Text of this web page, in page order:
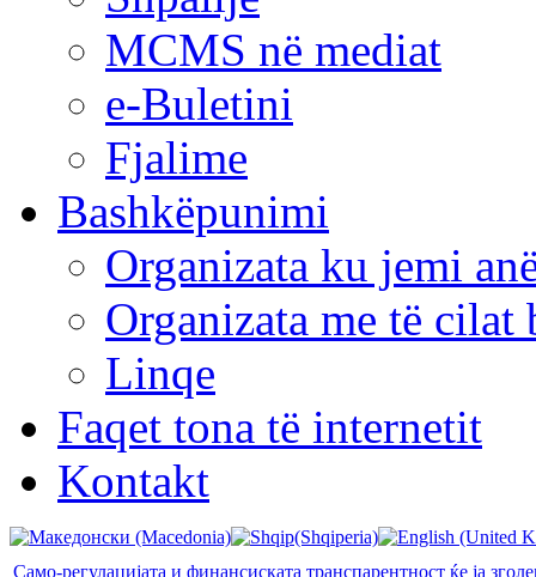
MCMS në mediat
e-Buletini
Fjalime
Bashkëpunimi
Organizata ku jemi
Organizata me të cilat
Linqe
Faqet tona të internetit
Kontakt
Само-регулацијата и финансиската транспарентност ќе ја